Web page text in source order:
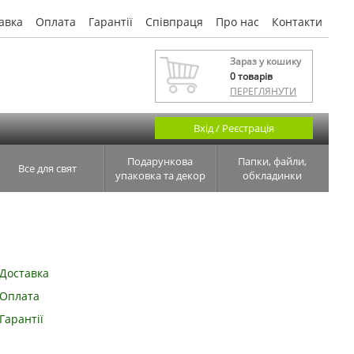
Оплата Гарантії Співпраця Про нас Контакти
Зараз у кошику
0товарів
ПЕРЕГЛЯНУТИ
Вхід / Реєстрація
Все для свят
Подарункова
упаковка та декор
Папки, файли,
обкладинки
Доставка
Оплата
Гарантії